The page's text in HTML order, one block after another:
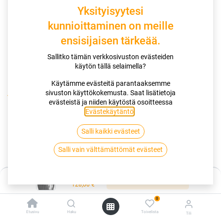
128,00€
Etusivu Haku
0
Toivelista Tili
Kauppa
195/60R15 88H GOODYEAR EFFICIENTGRIP PERFORMANCE
195/60R15 88H GOODYEAR
EFFICIENTGRIP PERFORMANCE EVR
EAN:4038526431462 Tuotekoodi:259707
128,00
Yksityisyytesi
kunnioittaminen on meille
ensisijaisen tärkeää.
Sallitko tämän verkkosivuston evästeiden
käytön tällä selaimella?
Käytämme evästeitä parantaaksemme
sivuston käyttökokemusta. Saat lisätietoja
evästeistä ja niiden käytöstä osoitteessa
Evästekäytäntö
Salli kaikki evästeet
Salli vain välttämättömät evästeet